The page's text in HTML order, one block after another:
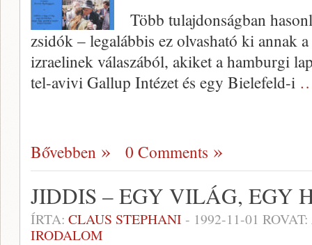
Több tulajdonságban
zsidók – legalábbis ez olvasható ki annak
izraelinek válaszából, akiket a hamburgi
tel-avivi Gallup Intézet és egy Bielefeld-i
Bővebben 0 Comments
JIDDIS – EGY VILÁG, EGY
ÍRTA: CLAUS STEPHANI - 1992-11-01 ROVAT:
IRODALOM